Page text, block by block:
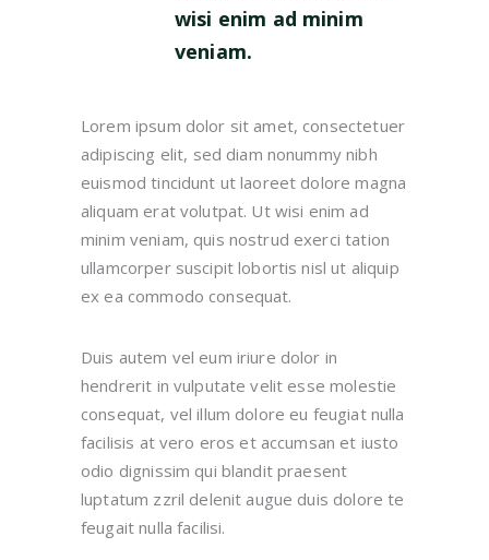
wisi enim ad minim
veniam.
Lorem ipsum dolor sit amet, consectetuer
adipiscing elit, sed diam nonummy nibh
euismod tincidunt ut laoreet dolore magna
aliquam erat volutpat. Ut wisi enim ad
minim veniam, quis nostrud exerci tation
ullamcorper suscipit lobortis nisl ut aliquip
ex ea commodo consequat.
Duis autem vel eum iriure dolor in
hendrerit in vulputate velit esse molestie
consequat, vel illum dolore eu feugiat nulla
facilisis at vero eros et accumsan et iusto
odio dignissim qui blandit praesent
luptatum zzril delenit augue duis dolore te
feugait nulla facilisi.